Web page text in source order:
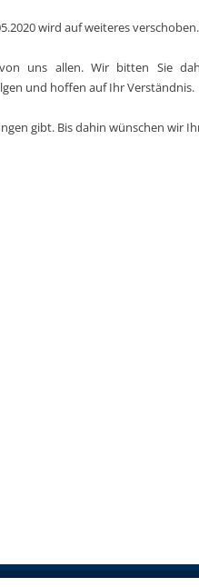
wird auf weiteres verschoben.
uns allen. Wir bitten Sie
und hoffen auf Ihr Verständnis.
gibt. Bis dahin wünschen wir